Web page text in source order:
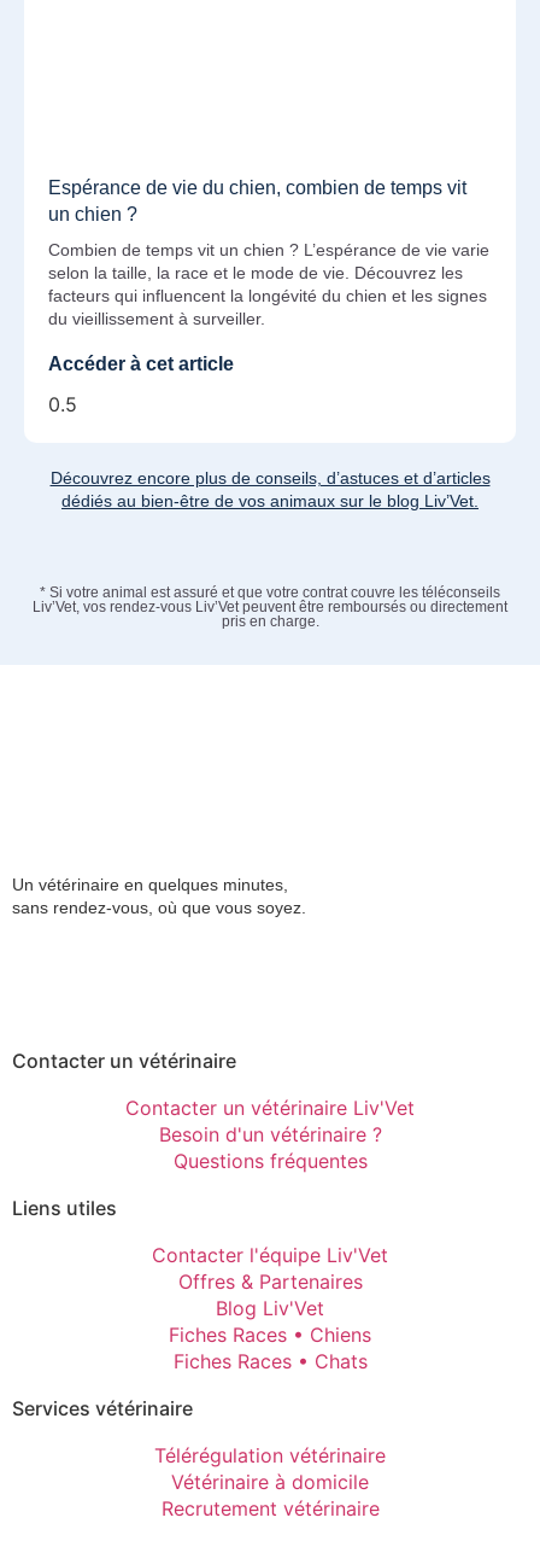
Espérance de vie du chien, combien de temps vit
un chien ?
Combien de temps vit un chien ? L’espérance de vie varie
selon la taille, la race et le mode de vie. Découvrez les
facteurs qui influencent la longévité du chien et les signes
du vieillissement à surveiller.
Accéder à cet article
Découvrez encore plus de conseils, d’astuces et d’articles
dédiés au bien-être de vos animaux sur le blog Liv’Vet.
* Si votre animal est assuré et que votre contrat couvre les téléconseils
Liv’Vet, vos rendez-vous Liv’Vet peuvent être remboursés ou directement
pris en charge.
Un vétérinaire en quelques minutes,
sans rendez-vous, où que vous soyez.
Contacter un vétérinaire
Contacter un vétérinaire Liv'Vet
Besoin d'un vétérinaire ?
Questions fréquentes
Liens utiles
Contacter l'équipe Liv'Vet
Offres & Partenaires
Blog Liv'Vet
Fiches Races • Chiens
Fiches Races • Chats
Services vétérinaire
Télérégulation vétérinaire
Vétérinaire à domicile
Recrutement vétérinaire